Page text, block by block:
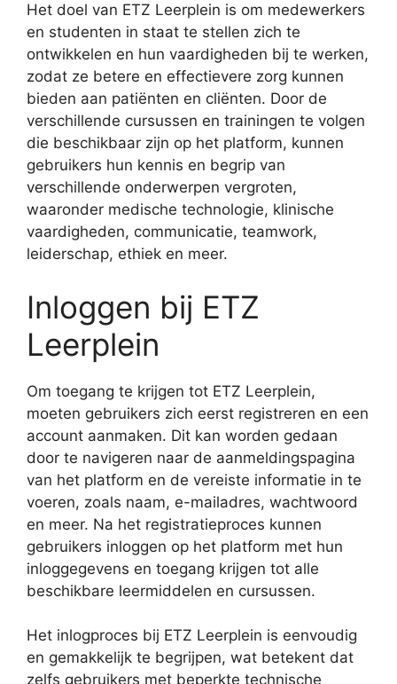
Het doel van ETZ Leerplein is om medewerkers
en studenten in staat te stellen zich te
ontwikkelen en hun vaardigheden bij te werken,
zodat ze betere en effectievere zorg kunnen
bieden aan patiënten en cliënten. Door de
verschillende cursussen en trainingen te volgen
die beschikbaar zijn op het platform, kunnen
gebruikers hun kennis en begrip van
verschillende onderwerpen vergroten,
waaronder medische technologie, klinische
vaardigheden, communicatie, teamwork,
leiderschap, ethiek en meer.
Inloggen bij ETZ
Leerplein
Om toegang te krijgen tot ETZ Leerplein,
moeten gebruikers zich eerst registreren en een
account aanmaken. Dit kan worden gedaan
door te navigeren naar de aanmeldingspagina
van het platform en de vereiste informatie in te
voeren, zoals naam, e-mailadres, wachtwoord
en meer. Na het registratieproces kunnen
gebruikers inloggen op het platform met hun
inloggegevens en toegang krijgen tot alle
beschikbare leermiddelen en cursussen.
Het inlogproces bij ETZ Leerplein is eenvoudig
en gemakkelijk te begrijpen, wat betekent dat
zelfs gebruikers met beperkte technische